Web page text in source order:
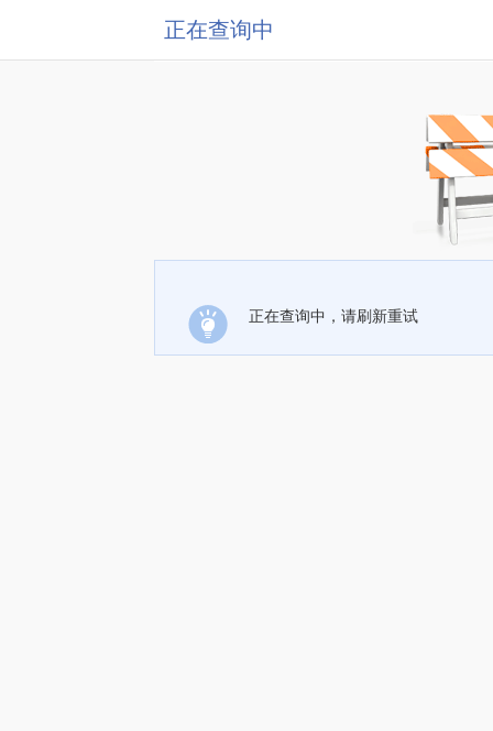
正在查询中
正在查询中，请刷新重试